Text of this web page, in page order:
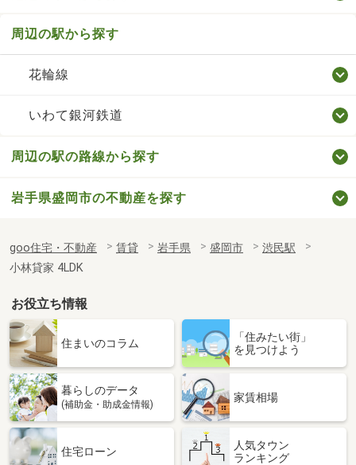
周辺の駅から探す
花輪線
いわて銀河鉄道
周辺の駅の路線から探す
岩手県盛岡市の不動産を探す
goo住宅・不動産 賃貸 岩手県 盛岡市
渋民駅
小林貸家 4LDK
お役立ち情報
住まいのコラム
「住みたい街」
を見つけよう
暮らしのデータ
(補助金・助成金情報)
家賃相場
住宅ローン
人気タウン
ランキング